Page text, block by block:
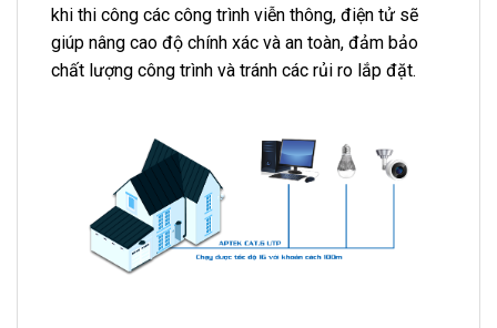
khi thi công các công trình viễn thông, điện tử sẽ
giúp nâng cao độ chính xác và an toàn, đảm bảo
chất lượng công trình và tránh các rủi ro lắp đặt.